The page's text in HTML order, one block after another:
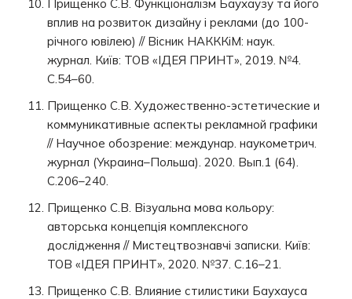
Прищенко С.В. Функціоналізм Баухаузу та його
вплив на розвиток дизайну і реклами (до 100-
річного ювілею) // Вісник НАКККіМ: наук.
журнал. Київ: ТОВ «ІДЕЯ ПРИНТ», 2019. №4.
С.54–60.
Прищенко С.В. Художественно-эстетические и
коммуникативные аспекты рекламной графики
// Научное обозрение: междунар. наукометрич.
журнал (Украина–Польша). 2020. Вып.1 (64).
С.206–240.
Прищенко С.В. Візуальна мова кольору:
авторська концепція комплексного
дослідження // Мистецтвознавчі записки. Київ:
ТОВ «ІДЕЯ ПРИНТ», 2020. №37. С.16–21.
Прищенко С.В. Влияние стилистики Баухауса